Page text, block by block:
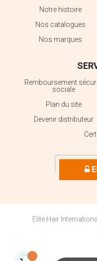
Notre histoire
Nos catalogues
Nos marques
Remboursement
sociale
Plan du site
Devenir distributeur
Elite Hair